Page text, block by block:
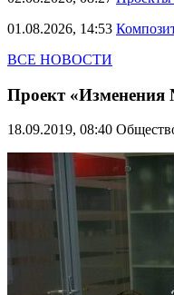
01.08.2026, 14:53
ВСЕ НОВОСТИ
Проект «Изменения
18.09.2019, 08:40